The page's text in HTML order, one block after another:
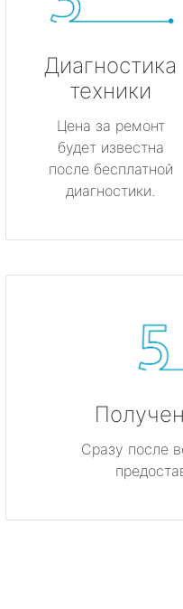
Диагностика
техники
Цена за ремонт
будет известна
после бесплатной
диагностики.
Сразу после